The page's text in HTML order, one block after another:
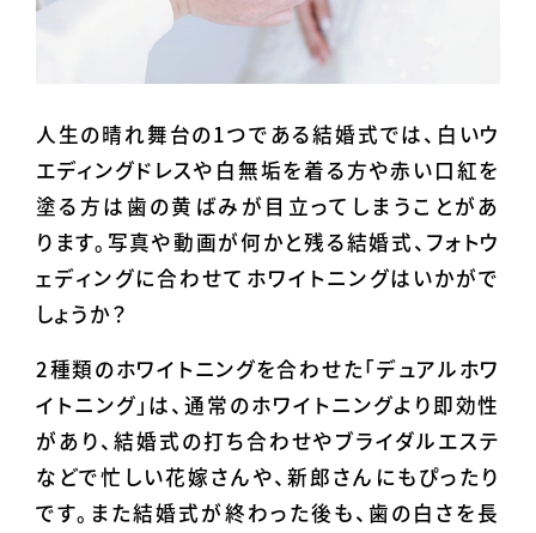
人生の晴れ舞台の1つである結婚式では、白いウ
エディングドレスや白無垢を着る方や赤い口紅を
塗る方は歯の黄ばみが目立ってしまうことがあ
ります。写真や動画が何かと残る結婚式、フォトウ
ェディングに合わせてホワイトニングはいかがで
しょうか？
2種類のホワイトニングを合わせた「デュアルホワ
イトニング」は、通常のホワイトニングより即効性
があり、結婚式の打ち合わせやブライダルエステ
などで忙しい花嫁さんや、新郎さんにもぴったり
です。また結婚式が終わった後も、歯の白さを長